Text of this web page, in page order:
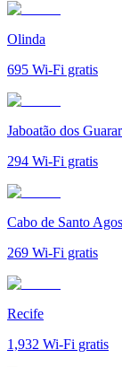
Olinda
695 Wi-Fi gratis
Jaboatão dos
294 Wi-Fi gratis
Cabo de Santo
269 Wi-Fi gratis
Recife
1,932 Wi-Fi gratis